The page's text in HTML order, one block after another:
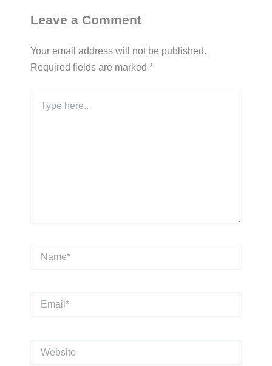
Leave a Comment
Your email address will not be published.
Required fields are marked *
here..
Email*